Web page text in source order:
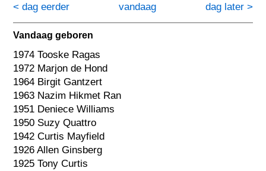
< dag eerder dag later >
vandaag
Vandaag geboren
1974 Tooske Ragas
1972 Marjon de Hond
1964 Birgit Gantzert
1963 Nazim Hikmet Ran
1951 Deniece Williams
1950 Suzy Quattro
1942 Curtis Mayfield
1926 Allen Ginsberg
1925 Tony Curtis